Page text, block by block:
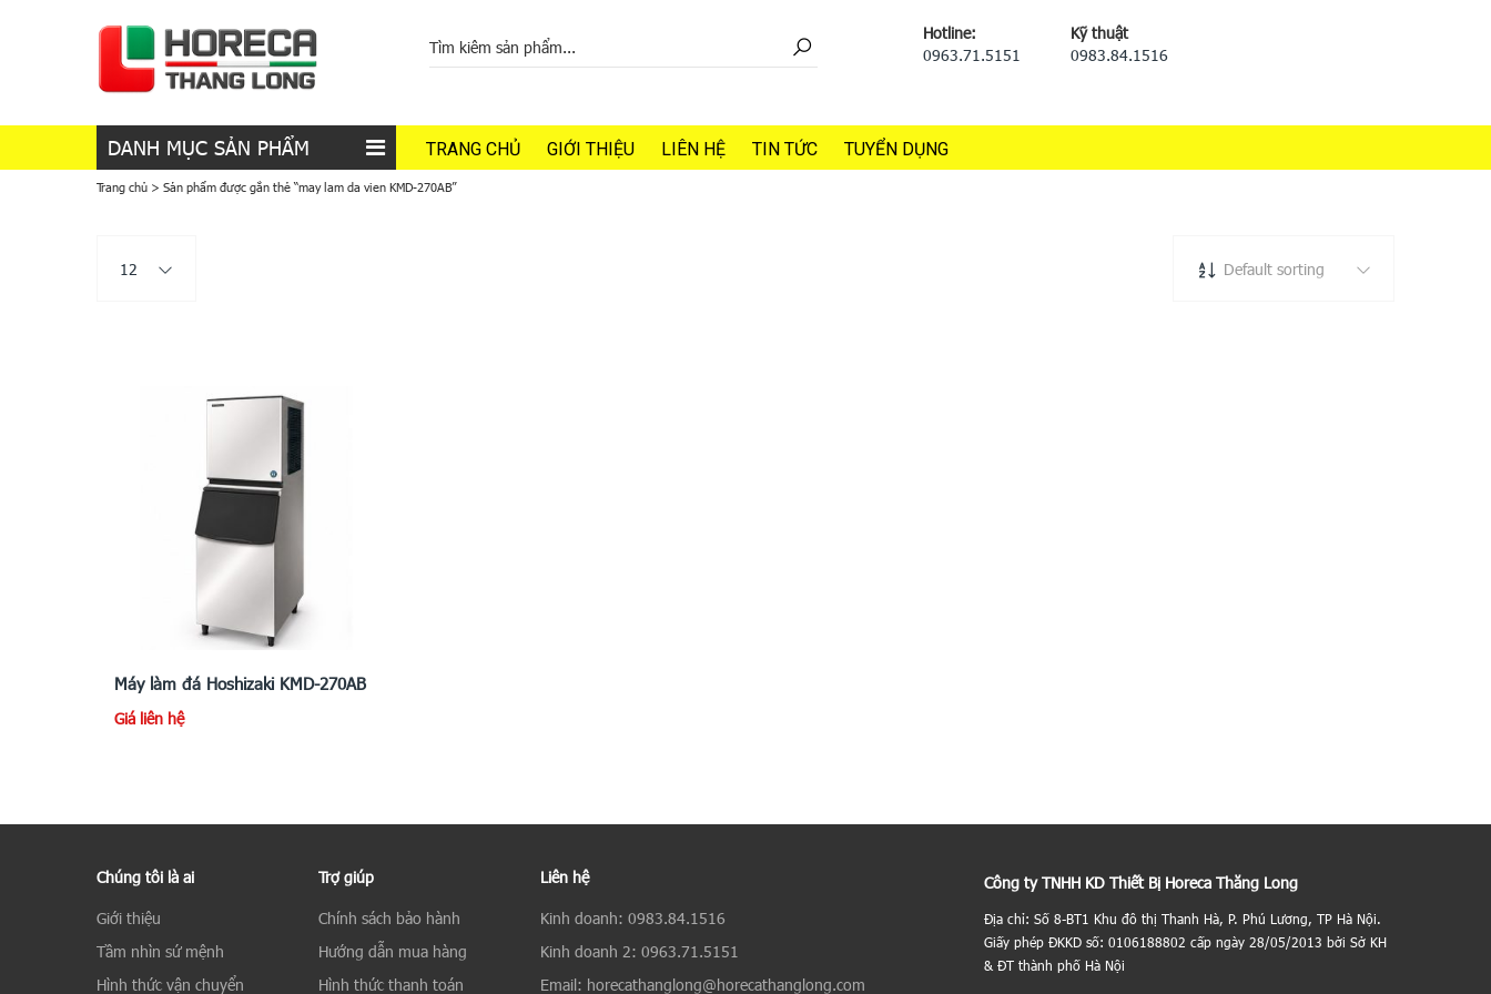
Hotline:
0963.71.5151
Kỹ thuật
0983.84.1516
DANH MỤC SẢN PHẨM TRANG CHỦ GIỚI THIỆU LIÊN HỆ TIN TỨC TUYỂN DỤNG
Trang chủ > Sản phẩm được gắn thẻ “may lam da vien KMD-270AB”
12 Default sorting
Máy làm đá Hoshizaki KMD-270AB
Giá liên hệ
Chúng tôi là ai
Giới thiệu
Tầm nhìn sứ mệnh
Hình thức vận chuyển
Trợ giúp
Chính sách bảo hành
Hướng dẫn mua hàng
Hình thức thanh toán
Liên hệ
Kinh doanh: 0983.84.1516
Kinh doanh 2: 0963.71.5151
Email: horecathanglong@horecathanglong.com
Công ty TNHH KD Thiết Bị Horeca Thăng Long
Địa chỉ: Số 8-BT1 Khu đô thị Thanh Hà, P. Phú Lương, TP Hà Nội.
Giấy phép ĐKKD số: 0106188802 cấp ngày 28/05/2013 bởi Sở KH
& ĐT thành phố Hà Nội